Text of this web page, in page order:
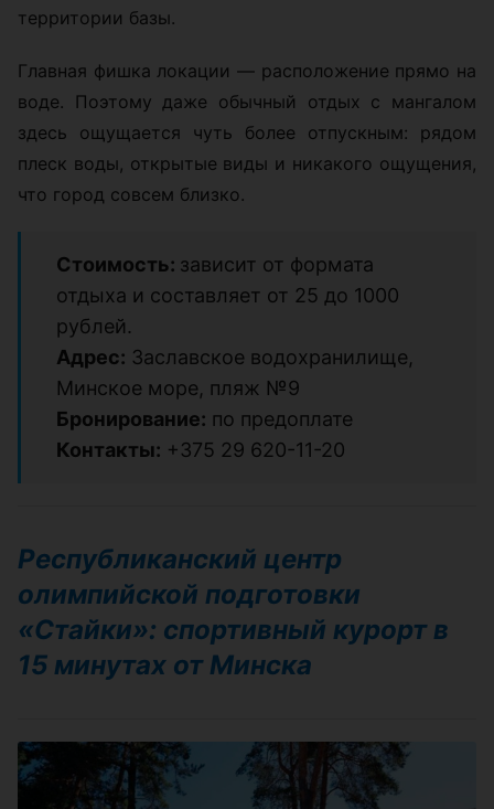
территории базы.
Главная фишка локации — расположение прямо на
воде. Поэтому даже обычный отдых с мангалом
здесь ощущается чуть более отпускным: рядом
плеск воды, открытые виды и никакого ощущения,
что город совсем близко.
Стоимость: зависит от формата
отдыха и составляет от 25 до 1000
рублей.
Адрес: Заславское водохранилище,
Минское море, пляж №9
Бронирование: по предоплате
Контакты: +375 29 620-11-20
Республиканский центр
олимпийской подготовки
«Стайки»: спортивный курорт в
15 минутах от Минска